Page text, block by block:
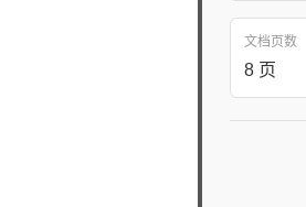
文档页数
8 页